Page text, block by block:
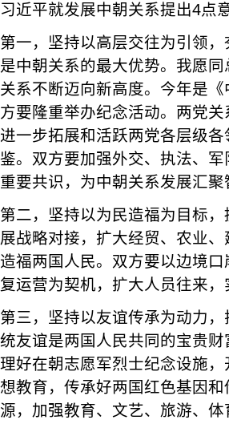
习近平就发展中朝关系提出4点意
第一，坚持以高层交往为引领
是中朝关系的最大优势。我愿
关系不断迈向新高度。今年是
方要隆重举办纪念活动。两党
进一步拓展和活跃两党各层级
鉴。双方要加强外交、执法、
重要共识，为中朝关系发展汇聚
第二，坚持以为民造福为目标
展战略对接，扩大经贸、农业
造福两国人民。双方要以边境
复运营为契机，扩大人员往来，
第三，坚持以友谊传承为动力
统友谊是两国人民共同的宝贵
理好在朝志愿军烈士纪念设施
想教育，传承好两国红色基因
源，加强教育、文艺、旅游、